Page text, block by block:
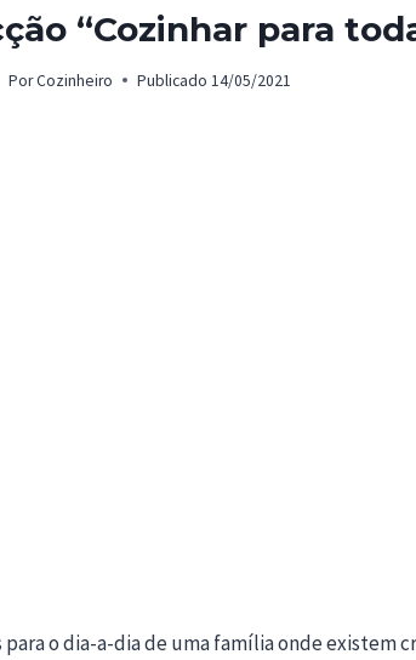
“Cozinhar para
PorCozinheiro Publicado 14/05/2021
o dia-a-dia de uma família onde existem